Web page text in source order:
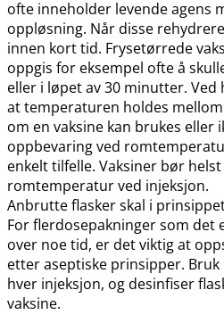
ofte inneholder levende agens
oppløsning. Når disse
innen kort tid. Frysetørrede
oppgis for eksempel ofte å
eller i løpet av 30 minutter. Ved
at temperaturen holdes mellom
om en vaksine kan brukes eller
oppbevaring ved
enkelt tilfelle. Vaksiner bør
romtemperatur ved injeksjon.
Anbrutte flasker skal i
For flerdosepakninger som det
over noe tid, er det viktig at
etter aseptiske prinsipper.
hver injeksjon, og desinfiser
vaksine.